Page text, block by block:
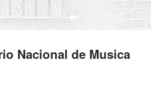
Nacional de Musica